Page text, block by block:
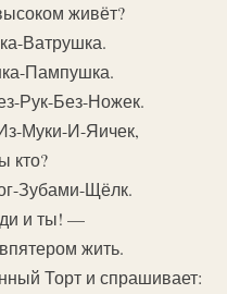
живёт?
Ватрушка.
Пампушка.
Рук-Без-Ножек.
Муки-И-Яичек,
кто?
Зубами-Щёлк.
и ты! —
жить.
Торт и спрашивает: